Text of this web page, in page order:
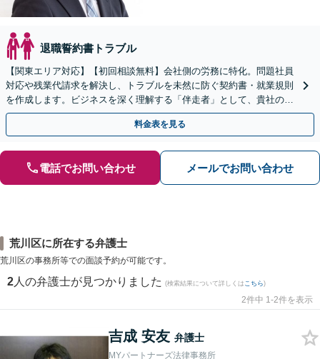
退職誓約書トラブル
【関東エリア対応】【初回相談無料】会社側の労務に特化。問題社員
対応や残業代請求を解決し、トラブルを未然に防ぐ契約書・就業規則
を作成します。ビジネスを深く理解する「伴走者」として、貴社の利
益と今後の事業成長を守り抜きます。
料金表を見る
電話でお問い合わせ メールでお問い合わせ
荒川区に所在する弁護士
荒川区の事務所等での面談予約が可能です。
2 人の弁護士が見つかりました (検索結果について詳しくは こちら)
2件中 1-2件を表示
吉成 安友 弁護士
MYパートナーズ法律事務所